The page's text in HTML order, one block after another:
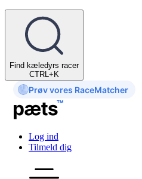
Find kæledyrs racer
CTRL+K
Prøv vores RaceMatcher
Log ind
Tilmeld dig